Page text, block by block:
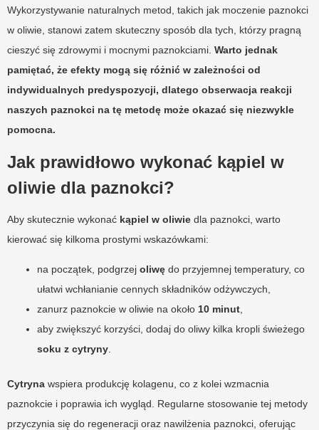
Wykorzystywanie naturalnych metod, takich jak moczenie paznokci
w oliwie, stanowi zatem skuteczny sposób dla tych, którzy pragną
cieszyć się zdrowymi i mocnymi paznokciami. Warto jednak
pamiętać, że efekty mogą się różnić w zależności od
indywidualnych predyspozycji, dlatego obserwacja reakcji
naszych paznokci na tę metodę może okazać się niezwykle
pomocna.
Jak prawidłowo wykonać kąpiel w
oliwie dla paznokci?
Aby skutecznie wykonać kąpiel w oliwie dla paznokci, warto
kierować się kilkoma prostymi wskazówkami:
na początek, podgrzej oliwę do przyjemnej temperatury, co
ułatwi wchłanianie cennych składników odżywczych,
zanurz paznokcie w oliwie na około 10 minut
aby zwiększyć korzyści, dodaj do oliwy kilka kropli świeżego
soku z cytryny
Cytryna wspiera produkcję kolagenu, co z kolei wzmacnia
paznokcie i poprawia ich wygląd. Regularne stosowanie tej metody
przyczynia się do regeneracji oraz nawilżenia paznokci, oferując